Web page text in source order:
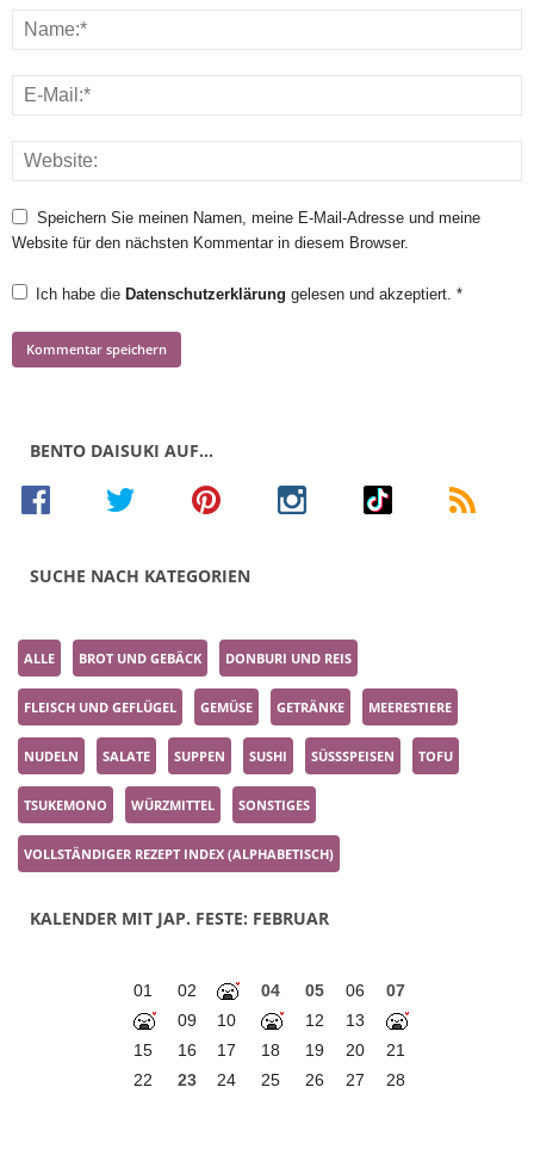
Speichern Sie meinen Namen, meine E-Mail-Adresse und meine
Website für den nächsten Kommentar in diesem Browser.
Ich habe die Datenschutzerklärung gelesen und akzeptiert. *
BENTO DAISUKI AUF…
SUCHE NACH KATEGORIEN
ALLE BROT UND GEBÄCK DONBURI UND REIS
FLEISCH UND GEFLÜGEL GEMÜSE GETRÄNKE MEERESTIERE
NUDELN SALATE SUPPEN SUSHI SÜSSSPEISEN TOFU
TSUKEMONO WÜRZMITTEL SONSTIGES
VOLLSTÄNDIGER REZEPT INDEX (ALPHABETISCH)
KALENDER MIT JAP. FESTE: FEBRUAR
01 02 04 05 06
07
09
10 12
13
15
16 17 18 19 20
21
22
23 24 25 26 27 28